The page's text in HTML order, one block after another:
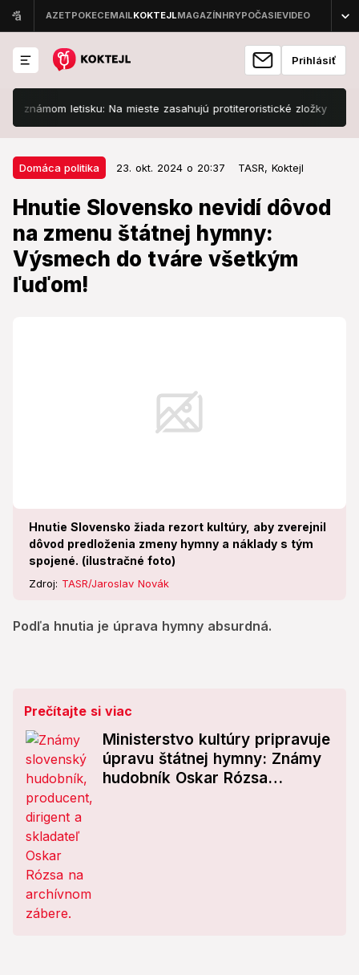
Prihlásiť
letisku: Na mieste zasahujú protiteroristické zložky
Domáca politika 23. okt. 2024 o 20:37 TASR, Koktejl
Hnutie Slovensko nevidí dôvod
na zmenu štátnej hymny:
Výsmech do tváre všetkým
ľuďom!
Hnutie Slovensko žiada rezort kultúry, aby zverejnil
dôvod predloženia zmeny hymny a náklady s tým
spojené. (ilustračné foto)
Zdroj: TASR/Jaroslav Novák
Podľa hnutia je úprava hymny absurdná.
Domáca politika 23. okt. 2024 o 20:37
Hnutie Slovensko nevidí dôvod na
zmenu štátnej hymny: Výsmech
do tváre všetkým ľuďom!
Podľa hnutia je úprava hymny absurdná.
Prečítajte si viac
Ministerstvo kultúry pripravuje
úpravu štátnej hymny: Známy
hudobník Oskar Rózsa